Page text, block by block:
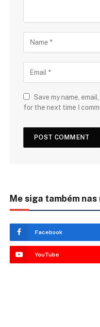
Save my name,
for the next time I
Me siga também
Facebook
YouTube